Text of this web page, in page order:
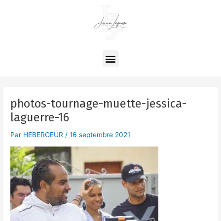
Menu
photos-tournage-muette-jessica-
laguerre-16
Par HEBERGEUR /16 septembre 2021